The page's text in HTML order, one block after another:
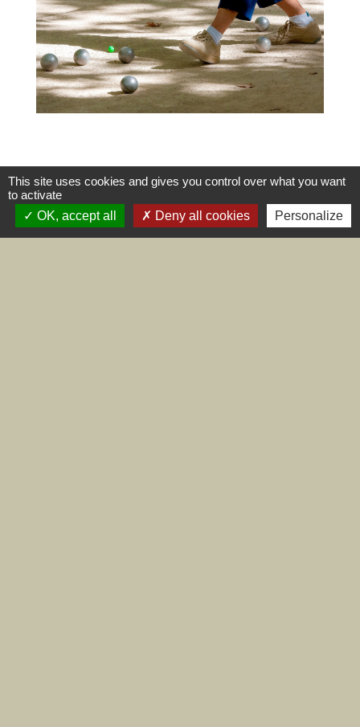
This site uses cookies and gives you control over what you want
to activate
OK, accept all
Deny all cookies Personalize